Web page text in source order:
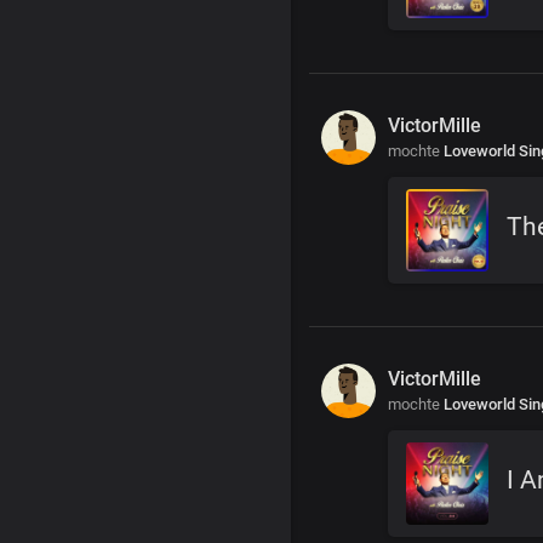
VictorMille
mochte Loveworld
VictorMille
mochte Loveworld
I